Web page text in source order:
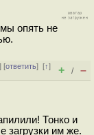
опять не
] [ответить][↑]
+ / –
Тонко и
загрузки им же.